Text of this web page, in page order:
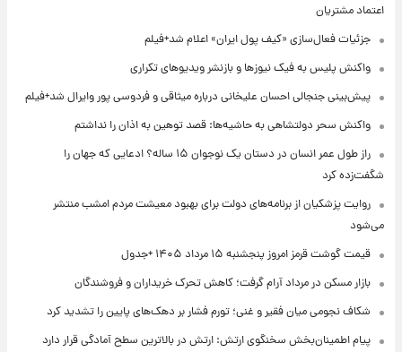
اعتماد مشتریان
جزئیات فعال‌سازی «کیف پول ایران» اعلام شد+فیلم
واکنش پلیس به فیک نیوزها و بازنشر ویدیوهای تکراری
پیش‌بینی جنجالی احسان علیخانی درباره میثاقی و فردوسی پور وایرال شد+فیلم
واکنش سحر دولتشاهی به حاشیه‌ها: قصد توهین به اذان را نداشتم
راز طول عمر انسان در دستان یک نوجوان ۱۵ ساله؟ ادعایی که جهان را
شگفت‌زده کرد
روایت پزشکیان از برنامه‌های دولت برای بهبود معیشت مردم امشب منتشر
می‌شود
قیمت گوشت قرمز امروز پنجشنبه ۱۵ مرداد ۱۴۰۵ +جدول
بازار مسکن در مرداد آرام گرفت؛ کاهش تحرک خریداران و فروشندگان
شکاف نجومی میان فقیر و غنی؛ تورم فشار بر دهک‌های پایین را تشدید کرد
پیام اطمینان‌بخش سخنگوی ارتش: ارتش در بالاترین سطح آمادگی قرار دارد